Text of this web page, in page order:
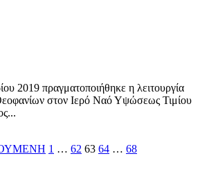
2019 πραγματοποιήθηκε η λειτουργία
στον Ιερό Ναό Υψώσεως Τιμίου
1 … 62 63 64 … 68